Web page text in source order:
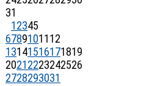
31
12345
67891011 12
13141516171819
20212223242526
2728293031